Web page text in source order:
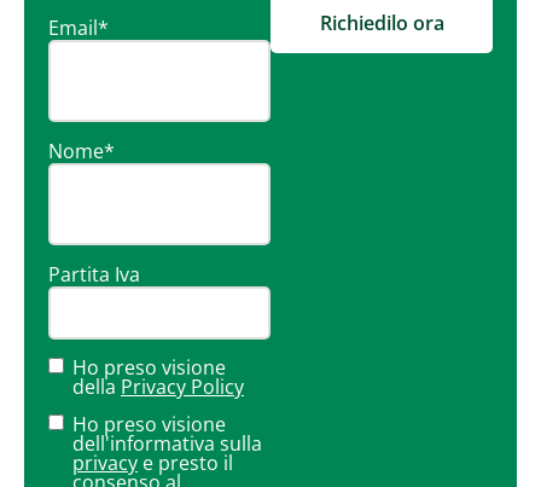
Email*
Nome*
Partita Iva
Ho preso visione
della Privacy Policy
Ho preso visione
dell'informativa sulla
privacy e presto il
Richiedilo ora